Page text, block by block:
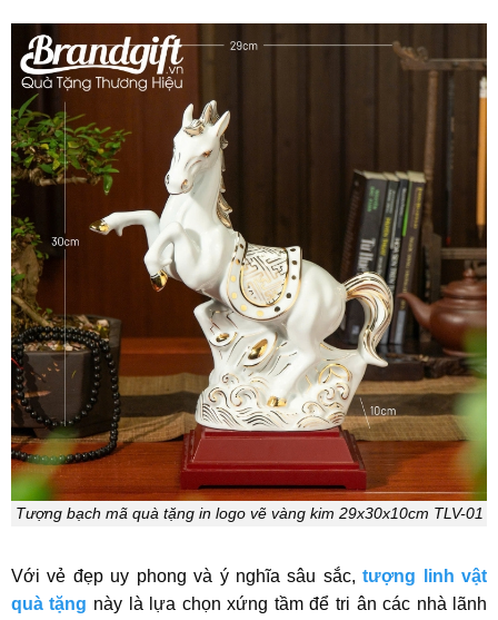
Tượng bạch mã quà tặng in logo vẽ vàng kim 29x30x10cm TLV-01
Với vẻ đẹp uy phong và ý nghĩa sâu sắc,tượng linh vật
quà tặng này là lựa chọn xứng tầm để tri ân các nhà lãnh